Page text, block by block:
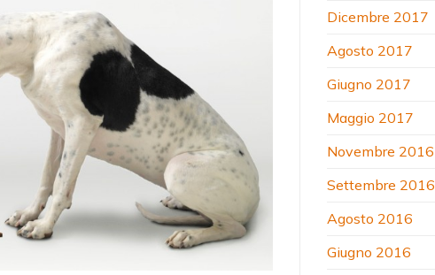
Dicembre 2017
Agosto 2017
Giugno 2017
Maggio 2017
Novembre 2016
Settembre 2016
Agosto 2016
Giugno 2016